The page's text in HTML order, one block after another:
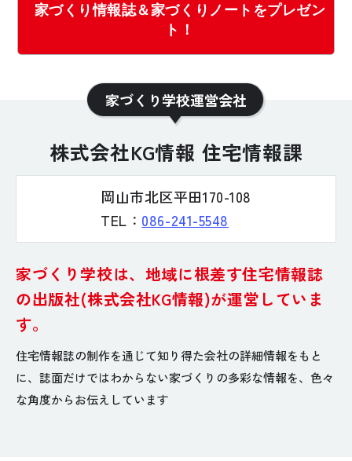
家づくり情報誌＆家づくりノートをプレゼン
ト！
家づくり学校運営会社
株式会社KG情報 住宅情報課
岡山市北区平田170-108
TEL： 086-241-5548
家づくり学校は、地域に根差す住宅情報誌
の出版社(株式会社KG情報)が運営していま
す。
住宅情報誌の制作を通じて知り得た会社の詳細情報をもと
に、 誌面だけではわからない家づくりの多彩な情報を、色々
な角度からお伝えしています